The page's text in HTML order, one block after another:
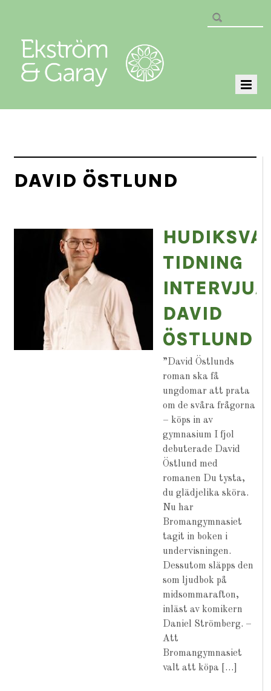
DAVID ÖSTLUND
TIDNING
DAVID
ÖSTLUND
”David Östlunds
roman ska få
ungdomar att prata
om de svåra frågorna
– köps in av
gymnasium I fjol
debuterade David
Östlund med
romanen Du tysta,
du glädjelika sköra.
Nu har
Bromangymnasiet
tagit in boken i
undervisningen.
Dessutom släpps den
som ljudbok på
midsommarafton,
inläst av komikern
Daniel Strömberg. –
Att
Bromangymnasiet
valt att köpa […]